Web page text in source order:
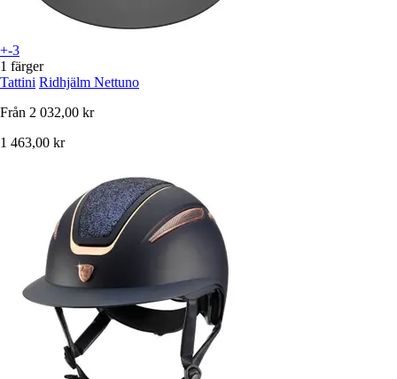
+-3
1 färger
Tattini Ridhjälm Nettuno
Från 2 032,00 kr
1 463,00 kr